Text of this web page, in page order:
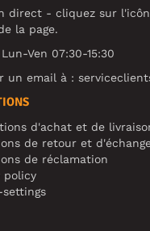
direct - cliquez sur
la page.
Ven 07:30-15:30
un email à :
d'achat et de
de retour et
de réclamation
policy
settings